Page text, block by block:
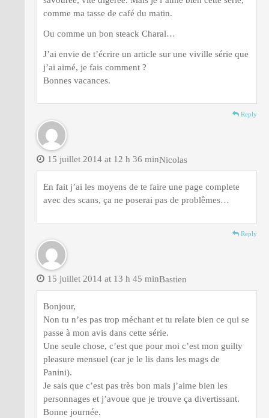
comme ma tasse de café du matin.
Ou comme un bon steack Charal…
J’ai envie de t’écrire un article sur une viville série que
j’ai aimé, je fais comment ?
Bonnes vacances.
Reply
Nicolas
15 juillet 2014 at 12 h 36 min
En fait j’ai les moyens de te faire une page complete
avec des scans, ça ne poserai pas de problêmes…
Reply
Bastien
15 juillet 2014 at 13 h 45 min
Bonjour,
Non tu n’es pas trop méchant et tu relate bien ce qui se
passe à mon avis dans cette série.
Une seule chose, c’est que pour moi c’est mon guilty
pleasure mensuel (car je le lis dans les mags de
Panini).
Je sais que c’est pas très bon mais j’aime bien les
personnages et j’avoue que je trouve ça divertissant.
Bonne journée.